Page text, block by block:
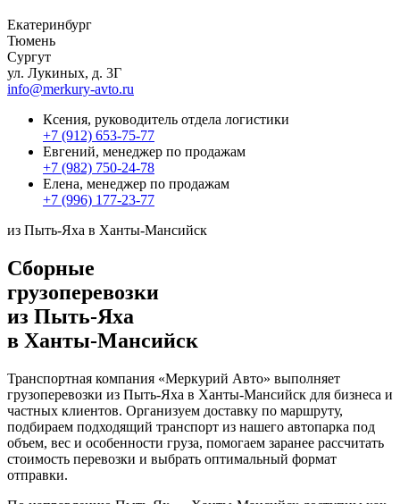
Екатеринбург
Тюмень
Сургут
ул. Лукиных, д. 3Г
info@merkury-avto.ru
Ксения, руководитель отдела логистики
+7 (912) 653-75-77
Евгений, менеджер по продажам
+7 (982) 750-24-78
Елена, менеджер по продажам
+7 (996) 177-23-77
из Пыть-Яха в Ханты-Мансийск
Сборные
грузоперевозки
из Пыть-Яха
в Ханты-Мансийск
Транспортная компания «Меркурий Авто» выполняет
грузоперевозки из Пыть-Яха в Ханты-Мансийск для бизнеса и
частных клиентов. Организуем доставку по маршруту,
подбираем подходящий транспорт из нашего автопарка под
объем, вес и особенности груза, помогаем заранее рассчитать
стоимость перевозки и выбрать оптимальный формат
отправки.